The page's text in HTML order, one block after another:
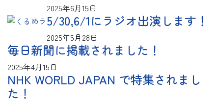
2025年6月15日
5/30,6/1にラジオ出演します！
2025年5月28日
毎日新聞に掲載されました！
2025年4月15日
NHK WORLD JAPAN で特集されまし
た！